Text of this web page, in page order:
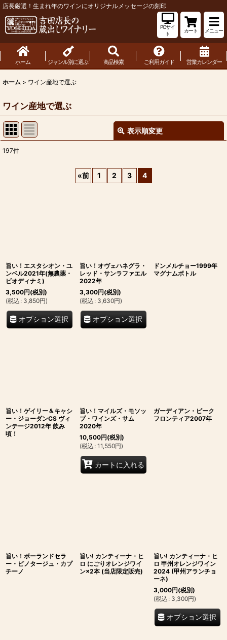
店長厳選！生まれ年のワインにオリジナルメッセージの刻印
PCサイ
ト
カート メニュー
ホーム ジャンル別に選ぶ 商品検索 ご利用ガイド 営業カレンダー
ホーム > ワイン産地で選ぶ
ワイン産地で選ぶ
表示順変更
サブカテゴリ
197件
«前 1 2 3 4
旨い！エスタシオン・ユ
ンベル2021年(無農薬・
ビオディナミ)
3,500円(税別)
(税込 : 3,850円)
オプション選択
旨い！オヴェハネグラ・
レッド・サンラファエル
2022年
3,300円(税別)
(税込 : 3,630円)
オプション選択
ドンメルチョー1999年
マグナムボトル
旨い！ゲイリー＆キャシ
ー・ジョーダンCS ヴィ
ンテージ2012年 飲み
頃！
旨い！マイルズ・モソッ
プ・ワインズ・サム
2020年
10,500円(税別)
(税込 : 11,550円)
カートに入れる
ガーディアン・ピーク
フロンティア2007年
旨い！ボーランドセラ
ー・ピノタージュ・カプ
チーノ
旨い! カンティーナ・ヒ
ロ にごりオレンジワイ
ン×2本 (当店限定販売)
旨い! カンティーナ・ヒ
ロ 甲州オレンジワイン
2024 (甲州アランチョ
ーネ)
3,000円(税別)
(税込 : 3,300円)
オプション選択